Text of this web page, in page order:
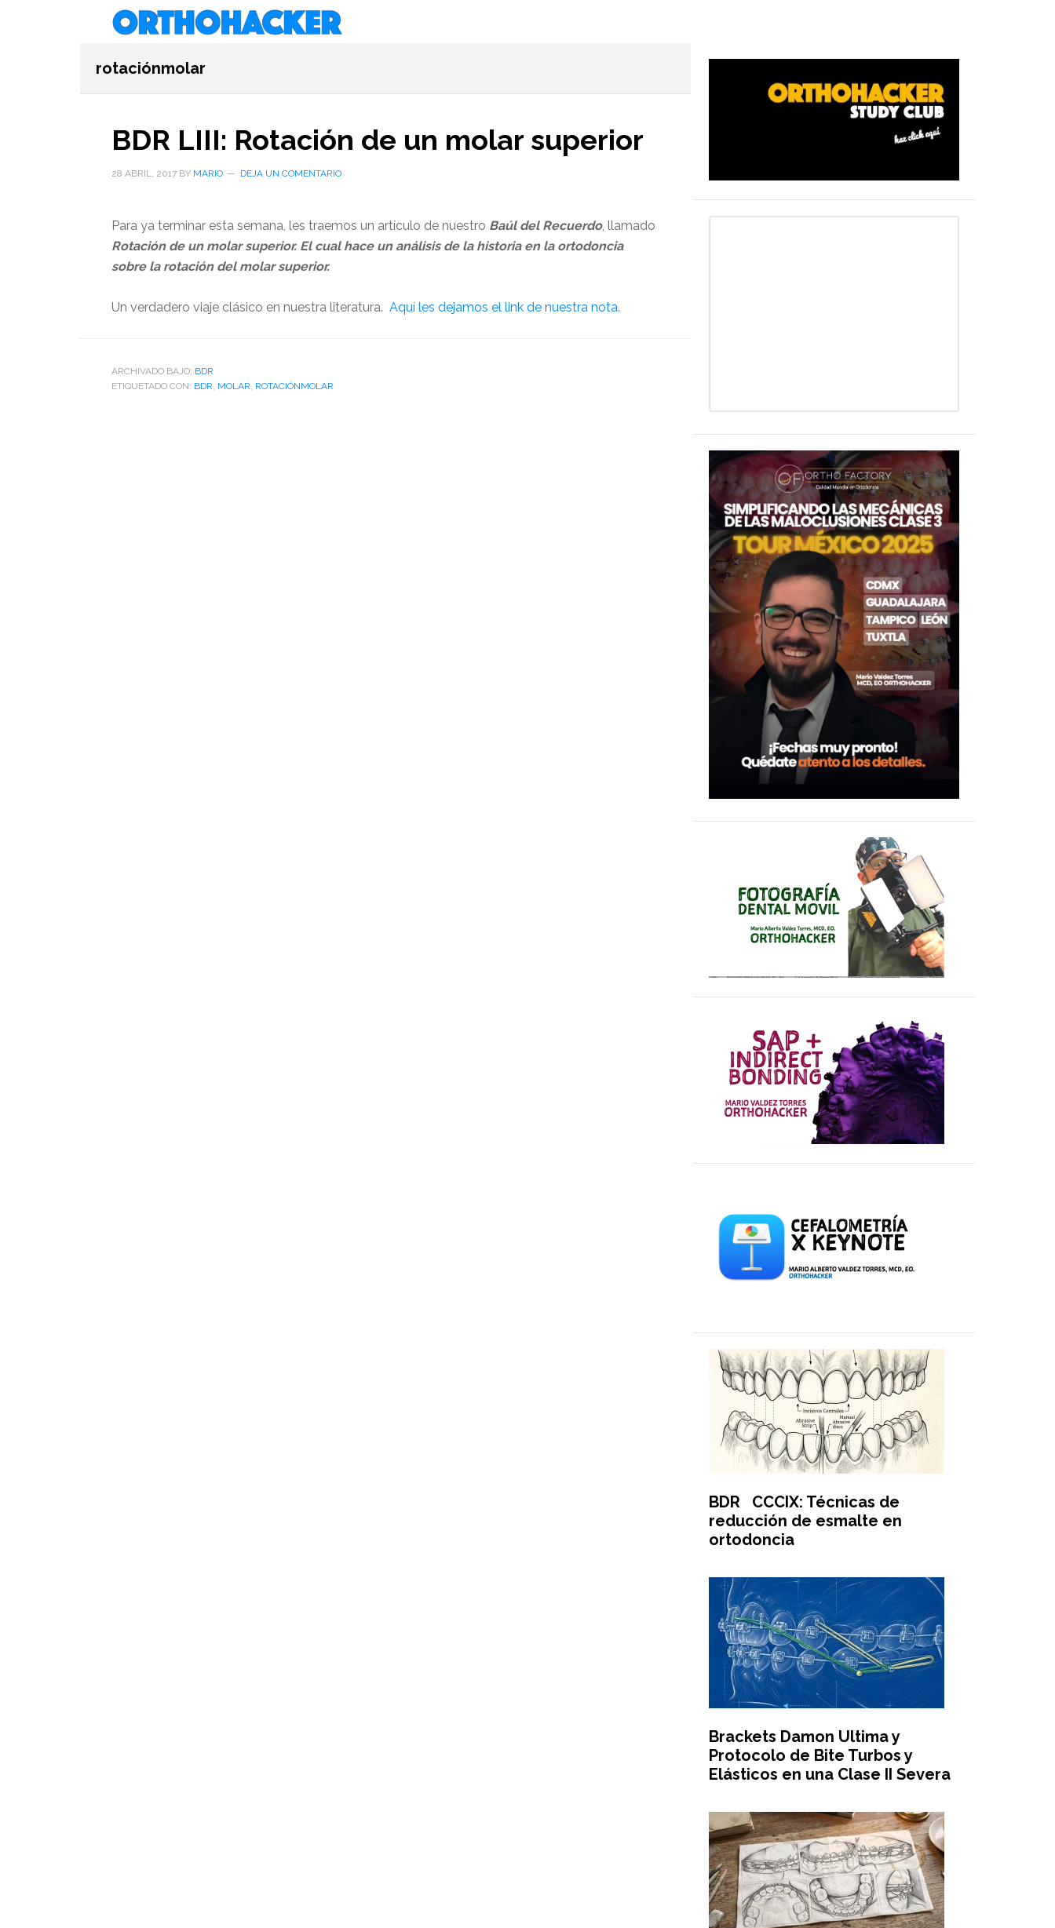
rotaciónmolar
BDR LIII: Rotación de un molar superior
28 ABRIL, 2017 BY MARIO DEJA UN COMENTARIO
Para ya terminar esta semana, les traemos un artículo de nuestro Baúl del Recuerdo, llamado
Rotación de un molar superior. El cual hace un análisis de la historia en la ortodoncia
sobre la rotación del molar superior.
Un verdadero viaje clásico en nuestra literatura. Aquí les dejamos el link de nuestra nota.
ARCHIVADO BAJO: BDR
ETIQUETADO CON: BDR, MOLAR, ROTACIÓNMOLAR
Barra
primaria
BDR CCCIX: Técnicas de
reducción de esmalte en
ortodoncia
Brackets Damon Ultima y
Protocolo de Bite Turbos y
Elásticos en una Clase II Severa